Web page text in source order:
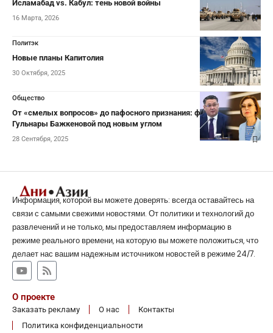
Исламабад vs. Кабул: тень новой войны
16 Марта, 2026
Политэк
Новые планы Капитолия
30 Октября, 2025
Общество
От «смелых вопросов» до пафосного признания: феномен
Гульнары Бажкеновой под новым углом
28 Сентября, 2025
Информация, которой вы можете доверять: всегда оставайтесь на
связи с самыми свежими новостями. От политики и технологий до
развлечений и не только, мы предоставляем информацию в
режиме реального времени, на которую вы можете положиться, что
делает нас вашим надежным источником новостей в режиме 24/7.
О проекте
Заказать рекламу О нас
Контакты
Политика конфиденциальности